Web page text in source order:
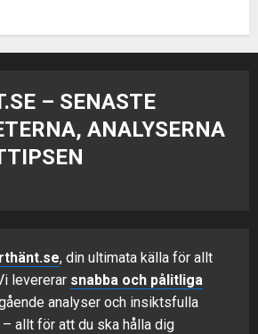
– SENASTE
ANALYSERNA
, din ultimata källa för allt
levererar snabba och pålitliga
analyser och insiktsfulla
allt för att du ska hålla dig